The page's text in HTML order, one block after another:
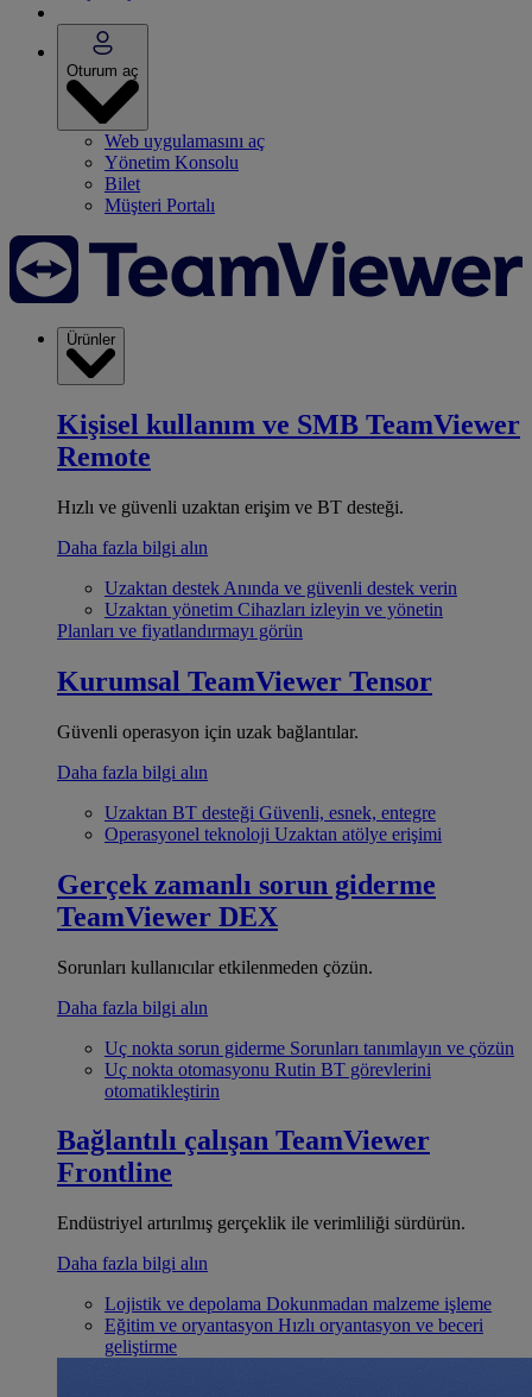
Oturum aç
Web uygulamasını aç
Yönetim Konsolu
Bilet
Müşteri Portalı
Ürünler
Kişisel kullanım ve SMB TeamViewer
Remote
Hızlı ve güvenli uzaktan erişim ve BT desteği.
Daha fazla bilgi alın
Uzaktan destek Anında ve güvenli destek verin
Uzaktan yönetim Cihazları izleyin ve yönetin
Planları ve fiyatlandırmayı görün
Kurumsal TeamViewer Tensor
Güvenli operasyon için uzak bağlantılar.
Daha fazla bilgi alın
Uzaktan BT desteği Güvenli, esnek, entegre
Operasyonel teknoloji Uzaktan atölye erişimi
Gerçek zamanlı sorun giderme
TeamViewer DEX
Sorunları kullanıcılar etkilenmeden çözün.
Daha fazla bilgi alın
Uç nokta sorun giderme Sorunları tanımlayın ve çözün
Uç nokta otomasyonu Rutin BT görevlerini
otomatikleştirin
Bağlantılı çalışan TeamViewer
Frontline
Endüstriyel artırılmış gerçeklik ile verimliliği sürdürün.
Daha fazla bilgi alın
Lojistik ve depolama Dokunmadan malzeme işleme
Eğitim ve oryantasyon Hızlı oryantasyon ve beceri
geliştirme